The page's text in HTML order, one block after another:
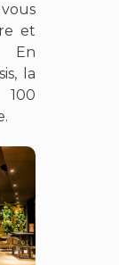
et
En
la